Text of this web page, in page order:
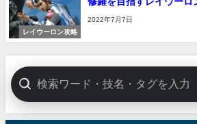
レイウーロン攻略
2022年7月7日